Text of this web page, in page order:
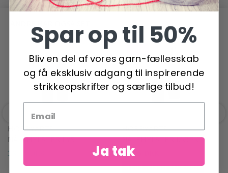
HOBBYARTS
NÅLEHYLSTER LYS
39,95 DKK
HOBBYARTS
NÅLEHYLSTER MØRK
14,95 DKK
Tilbud udløber 31/08/2026
Spar op til 50%
Bliv en del af vores garn-fællesskab
og få eksklusiv adgang til inspirerende
strikkeopskrifter og særlige tilbud!
Ja tak